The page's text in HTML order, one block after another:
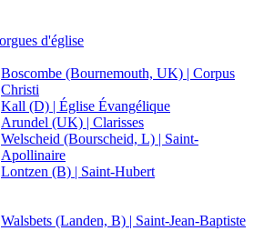
d'église
Boscombe (Bournemouth, UK) | Corpus
Christi
Kall (D) | Église Évangélique
Arundel (UK) | Clarisses
Welscheid (Bourscheid, L) | Saint-
Apollinaire
Lontzen (B) | Saint-Hubert
Walsbets (Landen, B) | Saint-Jean-Baptiste